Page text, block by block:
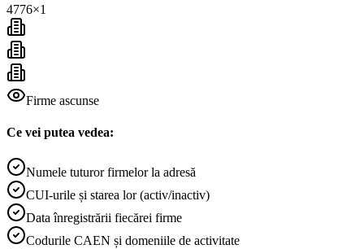
4776×1
Firme ascunse
Ce vei putea vedea:
Numele tuturor firmelor la adresă
CUI-urile și starea lor (activ/inactiv)
Data înregistrării fiecărei firme
Codurile CAEN și domeniile de activitate